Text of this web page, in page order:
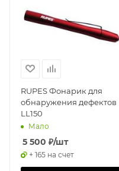
RUPES Фонарик для
обнаружения дефектов
LL150
Мало
5 500 ₽/шт
+ 165 на счет